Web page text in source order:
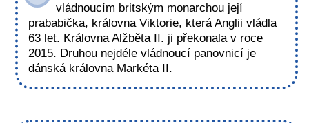
vládnoucím britským monarchou její
prababička, královna Viktorie, která Anglii vládla
63 let. Královna Alžběta II. ji překonala v roce
2015. Druhou nejdéle vládnoucí panovnicí je
dánská královna Markéta II.